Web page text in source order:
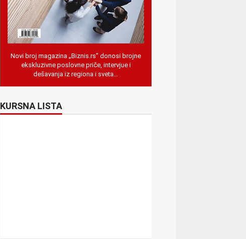
Novi broj magazina „Biznis.rs” donosi brojne
ekskluzivne poslovne priče, intervjue i
dešavanja iz regiona i sveta…
KURSNA LISTA